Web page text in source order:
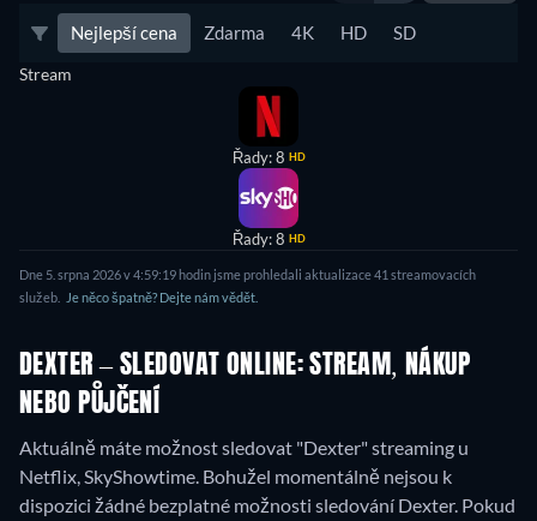
Nejlepší cena Zdarma 4K HD SD
Stream
Řady: 8 HD
Řady: 8 HD
Dne 5. srpna 2026 v 4:59:19 hodin jsme prohledali aktualizace 41 streamovacích
služeb.
Je něco špatně? Dejte nám vědět.
DEXTER – SLEDOVAT ONLINE: STREAM, NÁKUP
NEBO PŮJČENÍ
Aktuálně máte možnost sledovat "Dexter" streaming u
Netflix, SkyShowtime. Bohužel momentálně nejsou k
dispozici žádné bezplatné možnosti sledování Dexter. Pokud